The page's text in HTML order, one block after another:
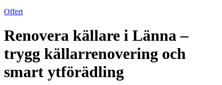
Offert
Renovera källare i Länna –
trygg källarrenovering och
smart ytförädling